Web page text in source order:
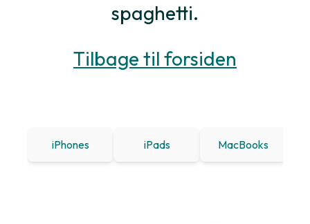
spaghetti.
Tilbage til forsiden
iPhones iPads MacBooks